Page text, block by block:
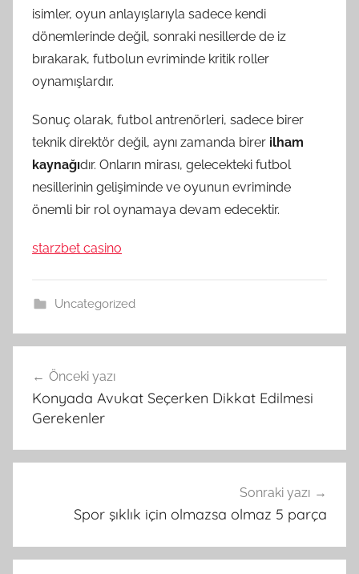
isimler, oyun anlayışlarıyla sadece kendi
dönemlerinde değil, sonraki nesillerde de iz
bırakarak, futbolun evriminde kritik roller
oynamışlardır.
Sonuç olarak, futbol antrenörleri, sadece birer
teknik direktör değil, aynı zamanda birer ilham
kaynağıdır. Onların mirası, gelecekteki futbol
nesillerinin gelişiminde ve oyunun evriminde
önemli bir rol oynamaya devam edecektir.
starzbet casino
Uncategorized
gezinmesi
Önceki yazı
Konyada Avukat Seçerken Dikkat Edilmesi
Gerekenler
Sonraki yazı
Spor şıklık için olmazsa olmaz 5 parça